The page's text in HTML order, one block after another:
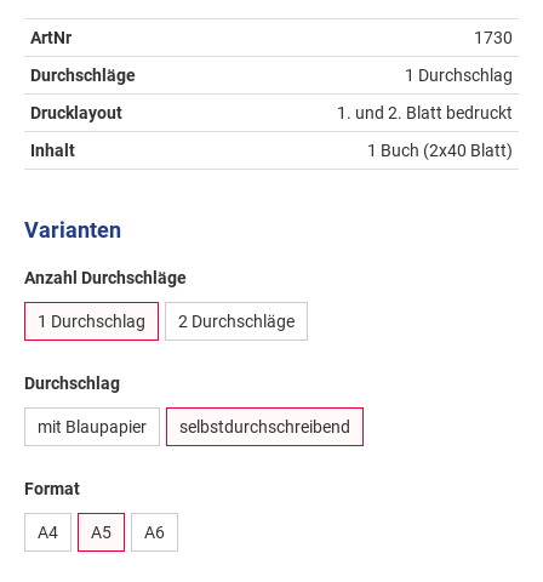
ArtNr
1730
Durchschläge
1 Durchschlag
Drucklayout
1. und 2. Blatt bedruckt
Inhalt
1 Buch (2x40 Blatt)
Varianten
Anzahl Durchschläge
1 Durchschlag 2 Durchschläge
Durchschlag
mit Blaupapier selbstdurchschreibend
Format
A4 A5 A6